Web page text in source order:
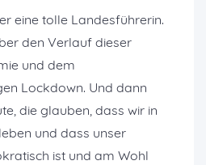
eine tolle Landesführerin.
den Verlauf dieser
und dem
Lockdown. Und dann
die glauben, dass wir in
und dass unser
ist und am Wohl